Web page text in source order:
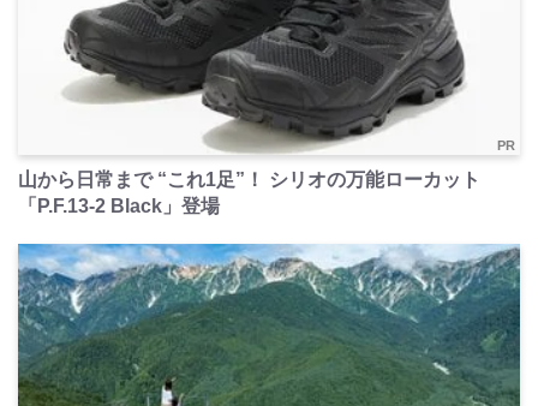
PR
山から日常まで “これ1足”！ シリオの万能ローカット
「P.F.13-2 Black」登場